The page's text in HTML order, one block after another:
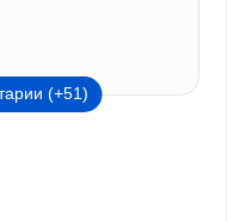
(+51)